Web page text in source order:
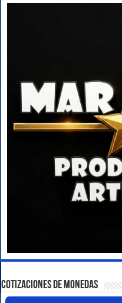
COTIZACIONES DE MONEDAS